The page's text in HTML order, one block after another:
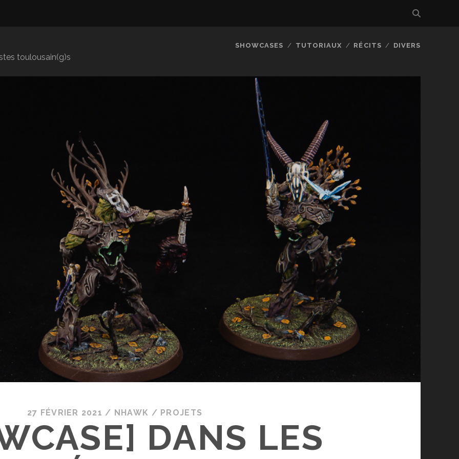
toulousain(g)s
SHOWCASES TUTORIAUX RÉCITS DIVERS
27 FÉVRIER 2021 / NHAWK / PROJETS
DANS LES